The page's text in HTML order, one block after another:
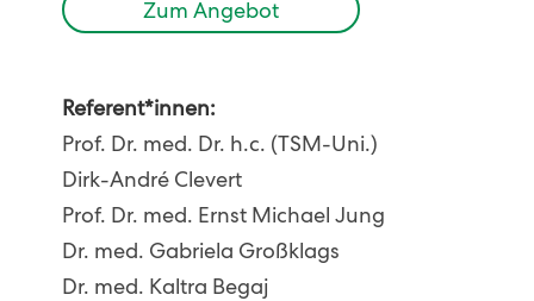
Zum Angebot
Referent*innen:
Prof. Dr. med. Dr. h.c. (TSM-Uni.)
Dirk-André Clevert
Prof. Dr. med. Ernst Michael Jung
Dr. med. Gabriela Großklags
Dr. med. Kaltra Begaj